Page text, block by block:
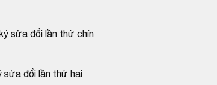
sửa đổi lần thứ chín
sửa đổi lần thứ hai